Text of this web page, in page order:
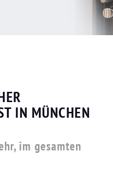
IN MÜNCHEN
im gesamten